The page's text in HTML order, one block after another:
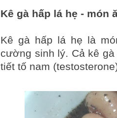
Kê gà hấp lá hẹ - món
Kê gà hấp lá hẹ là
cường sinh lý. Cả kê
tiết tố nam